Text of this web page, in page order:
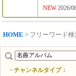
NEW2026/
HOME > フリーワード
・チャンネルタイプ：